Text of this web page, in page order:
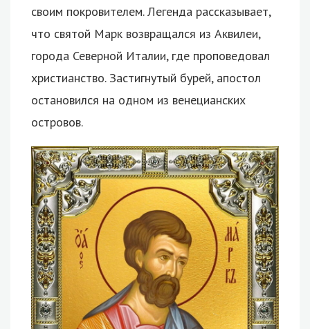
своим покровителем. Легенда рассказывает,
что святой Марк возвращался из Аквилеи,
города Северной Италии, где проповедовал
христианство. Застигнутый бурей, апостол
остановился на одном из венецианских
островов.